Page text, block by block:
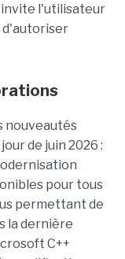
invite l'utilisateur
d'autoriser
nouveautés
de juin 2026 :
pour tous
permettant de
la dernière
C++